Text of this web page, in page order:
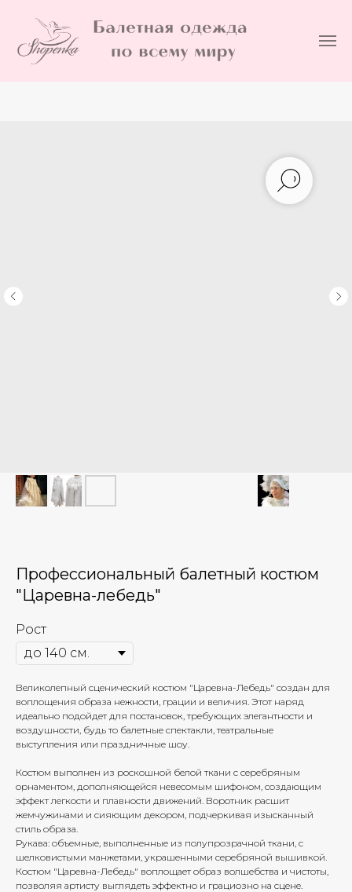
Профессиональный балетный костюм
"Царевна-лебедь"
Рост
Великолепный сценический костюм "Царевна-Лебедь" создан для
воплощения образа нежности, грации и величия. Этот наряд
идеально подойдет для постановок, требующих элегантности и
воздушности, будь то балетные спектакли, театральные
выступления или праздничные шоу.
Костюм выполнен из роскошной белой ткани с серебряным
орнаментом, дополняющейся невесомым шифоном, создающим
эффект легкости и плавности движений. Воротник расшит
жемчужинами и сияющим декором, подчеркивая изысканный
стиль образа.
Рукава: объемные, выполненные из полупрозрачной ткани, с
шелковистыми манжетами, украшенными серебряной вышивкой.
Костюм "Царевна-Лебедь" воплощает образ волшебства и чистоты,
позволяя артисту выглядеть эффектно и грациозно на сцене.